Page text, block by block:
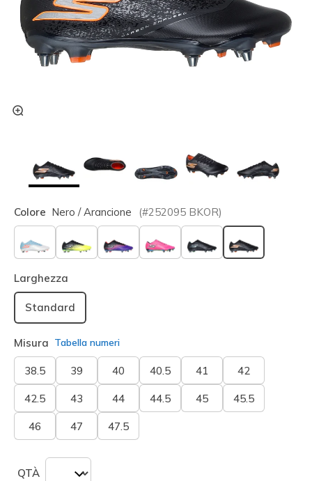
Colore Nero / Arancione (#252095 BKOR)
selezionato
Larghezza
Standard
Misura Tabella numeri
38.5 39 40 40.5 41 42
42.5 43 44 44.5 45 45.5
46 47 47.5
QTÀ